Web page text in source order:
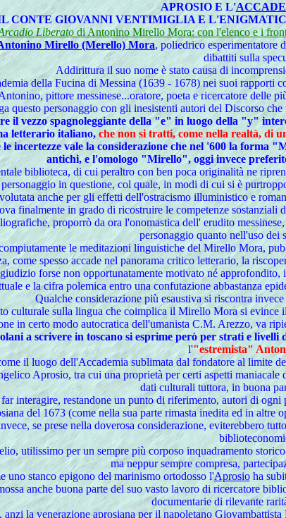
APROSIO E L'
CONTE GIOVANNI VENTIMIGLIA E
Liberatodi Antonino Mirello Mora: con l'elenco e i
Mirello (Merello) Mora, poliedrico esperimentatore
dibattiti sulla
Addirittura il suo nome è stato causa di
della Fucina di Messina (1639 - 1678) nei suoi
pittore messinese...oratore, poeta e ricercatore delle
questo personaggio con gli inesistenti autori del Discorso
vezzo spagnoleggiante della "e" in luogo della "y"
letterario italiano, che non si tratti, come nella realtà, di
incertezze vale la considerazione che nel '600 la
antichi, e l'omologo "Mirello", oggi invece
biblioteca, di cui peraltro con ben poca originalità ne
personaggio in questione, col quale, in modi di cui si è
anche per gli effetti dell'ostracismo illuministico e
finalmente in grado di ricostruire le competenze
proporrò da ora l'onomastica dell' erudito
personaggio quanto nell'uso
le meditazioni linguistiche del Mirello Mora,
come spesso accade nel panorama critico letterario, la
forse non opportunatamente motivato né
e la cifra polemica entro una confutazione abbastanza
Qualche considerazione più esaustiva si riscontra
culturale sulla lingua che coimplica il Mirello Mora si
in certo modo autocratica dell'umanista C.M. Arezzo, va
a scrivere in toscano si esprime però per strati e livelli
l'"estremista"
il luogo dell'Accademia sublimata dal fondatore al limite
Aprosio, tra cui una proprietà per certi aspetti
dati culturali tuttora, in buona
interagire, restandone un punto di riferimento, autori di
del 1673 (come nella sua parte rimasta inedita ed in
se prese nella doverosa considerazione, eviterebbero
utilissimo per un sempre più corposo inquadramento
ma neppur sempre compresa,
uno stanco epigono del marinismo ortodosso l'Aprosioha
anche buona parte del suo vasto lavoro di ricercatore
documentarie di rilevante
anzi la venerazione aprosiana per il napoletano